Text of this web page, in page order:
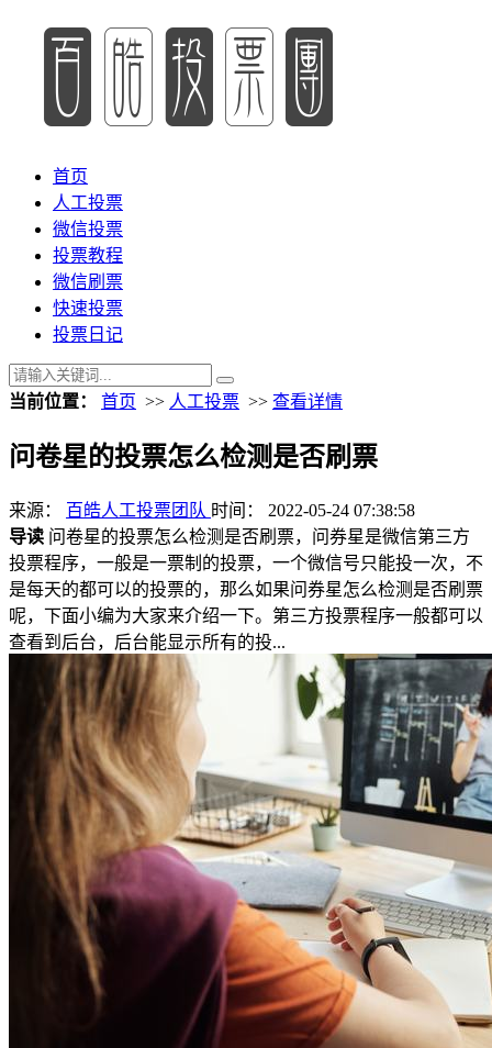
首页
人工投票
微信投票
投票教程
微信刷票
快速投票
投票日记
当前位置： 首页 >> 人工投票 >> 查看详情
问卷星的投票怎么检测是否刷票
来源： 百皓人工投票团队 时间： 2022-05-24 07:38:58
导读 问卷星的投票怎么检测是否刷票，问券星是微信第三方
投票程序，一般是一票制的投票，一个微信号只能投一次，不
是每天的都可以的投票的，那么如果问券星怎么检测是否刷票
呢，下面小编为大家来介绍一下。第三方投票程序一般都可以
查看到后台，后台能显示所有的投...